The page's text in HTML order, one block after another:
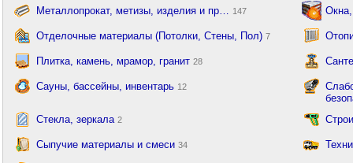
Металлопрокат, метизы, изделия и пр… 147
Отделочные материалы (Потолки, Стены, Пол) 7
Плитка, камень, мрамор, гранит 28
Сауны, бассейны, инвентарь 12
Стекла, зеркала 2
Сыпучие материалы и смеси 34